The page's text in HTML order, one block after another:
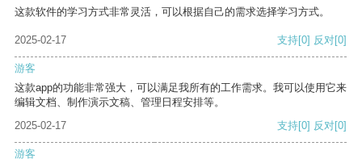
这款软件的学习方式非常灵活，可以根据自己的需求选择学习方式。
2025-02-17 支持[0] 反对[0]
游客
这款app的功能非常强大，可以满足我所有的工作需求。我可以使用它来
编辑文档、制作演示文稿、管理日程安排等。
2025-02-17
支持[0] 反对[0]
游客